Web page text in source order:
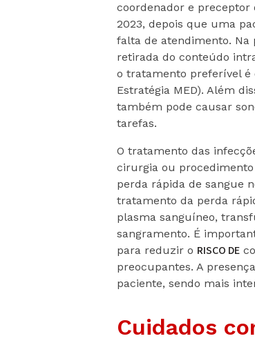
coordenador e
2023, depois que uma
falta de atendimento. Na
retirada do conteúdo
o tratamento preferível é
Estratégia MED). Além
também pode causar
tarefas.
O tratamento das
cirurgia ou
perda rápida de sangue
tratamento da perda
plasma sanguíneo,
sangramento. É
para reduzir o RISCO DE
preocupantes. A
paciente, sendo mais
Cuidados